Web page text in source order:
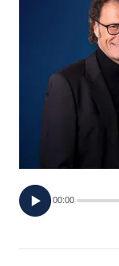
VIDEO
PRINCIPATO
DI
MONACO
00:00